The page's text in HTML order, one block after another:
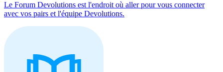
Le Forum Devolutions est l'endroit où aller pour vous connecter
avec vos pairs et l'équipe Devolutions.